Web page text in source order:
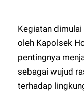
Kegiatan
oleh Kapolsek
pentingnya
sebagai wujud
terhadap